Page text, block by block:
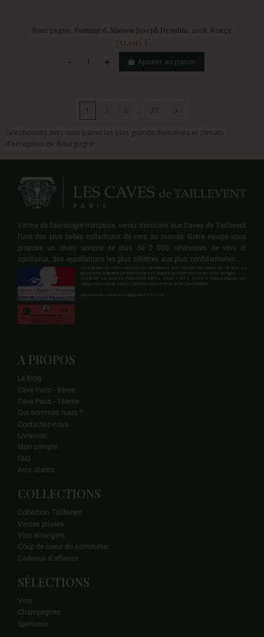
Bourgogne, Pommard, Maison Joseph Drouhin, 2018, Rouge
70,00 €
Ajouter au panier
1 2 3 27
Sélectionnés avec soin parmi les plus grands domaines et climats
d’exception de Bourgogne
Vitrine de l’oenologie française, venez découvrir aux Caves de Taillevent
l’une des plus belles collections de vins au monde. Notre équipe vous
propose un choix unique de plus de 2 000 références de vins et
spiritueux, des appellations les plus célèbres aux plus confidentielles.
Interdiction de vente de boisson alcooliques aux mineurs de moins de 18 ans. La
preuve de majorité de l'acheteur est exigée au moment de la vente en ligne.
CODE DE LA SANTE PUBLIQUE ART. L 3342-1 ET L. 3353-3 L'abus d'alcool est
dangereux pour la santé. Sachez consommer avec modération.
Licence de vente à emporter n°131110.
A PROPOS
Le Blog
Cave Paris - 8ème
Cave Paris - 16ème
Qui sommes nous ?
Contactez-nous
Livraison
Mon compte
FAQ
Avis clients
COLLECTIONS
Collection Taillevent
Ventes privées
Vins étrangers
Coup de coeur du sommelier
Cadeaux d'affaires
SÉLECTIONS
Vins
Champagnes
Spiritueux